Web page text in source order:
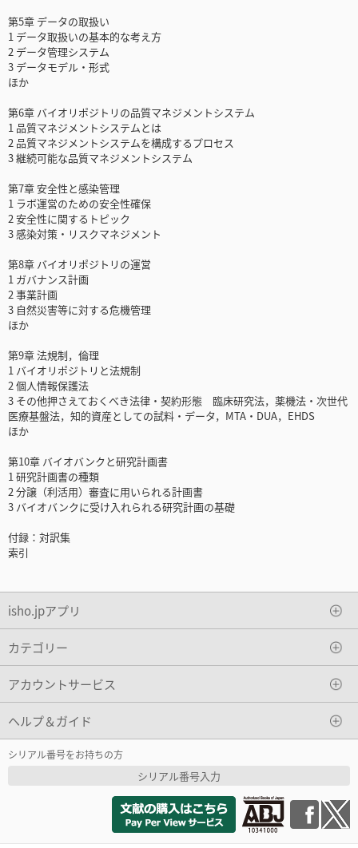
第5章 データの取扱い
1 データ取扱いの基本的な考え方
2 データ管理システム
3 データモデル・形式
ほか
第6章 バイオリポジトリの品質マネジメントシステム
1 品質マネジメントシステムとは
2 品質マネジメントシステムを構成するプロセス
3 継続可能な品質マネジメントシステム
第7章 安全性と感染管理
1 ラボ運営のための安全性確保
2 安全性に関するトピック
3 感染対策・リスクマネジメント
第8章 バイオリポジトリの運営
1 ガバナンス計画
2 事業計画
3 自然災害等に対する危機管理
ほか
第9章 法規制，倫理
1 バイオリポジトリと法規制
2 個人情報保護法
3 その他押さえておくべき法律・契約形態 臨床研究法，薬機法・次世代
医療基盤法，知的資産としての試料・データ，MTA・DUA，EHDS
ほか
第10章 バイオバンクと研究計画書
1 研究計画書の種類
2 分譲（利活用）審査に用いられる計画書
3 バイオバンクに受け入れられる研究計画の基礎
付録：対訳集
索引
isho.jpアプリ
カテゴリー
アカウントサービス
ヘルプ＆ガイド
シリアル番号をお持ちの方
シリアル番号入力